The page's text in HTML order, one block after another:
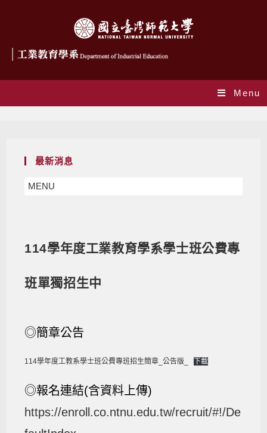
Menu
最新消息
MENU
114學年度工業教育學系學士班公費專
班單獨招生中
◎簡章公告
114學年度工教系學士班公費專班招生簡章_公告版_ 下載
◎報名連結(含資料上傳)
https://enroll.co.ntnu.edu.tw/recruit/#!/De